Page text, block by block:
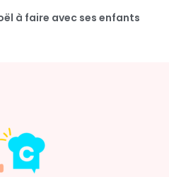
à faire avec ses enfants